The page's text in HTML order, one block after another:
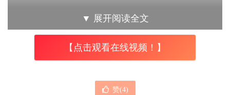
为了调查艾尔斯兽的行踪，光子郎开始了全面搜索，而阿和
也觉得有些异常，所以拜托了第二季的大辅等人帮忙调查，
但到最后才知道眞正的源头其实是那位神秘少女，艾尔斯兽
只是她创造出来的人工数码宝贝罢了。当太一和阿和正在犹
▼ 展开阅读全文
【点击观看在线视频！】
赞(4)